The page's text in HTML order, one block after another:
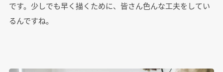
です。少しでも早く描くために、皆さん色んな工夫をしてい
るんですね。